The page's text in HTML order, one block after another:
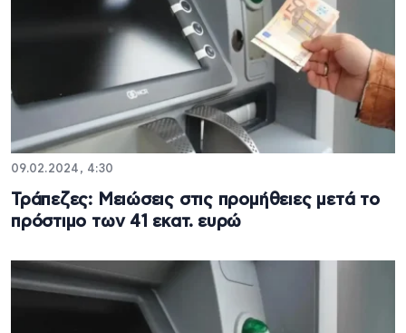
09.02.2024, 4:30
Τράπεζες: Μειώσεις στις προμήθειες μετά το
πρόστιμο των 41 εκατ. ευρώ